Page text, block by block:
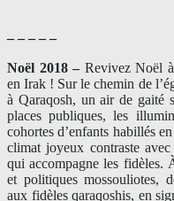
– – – – –
Noël 2018 – Revivez Noël
en Irak ! Sur le chemin de
à Qaraqosh, un air de gaité
places publiques, les
cohortes d’enfants habillés
climat joyeux contraste
qui accompagne les fidèles.
et politiques mossouliotes,
aux fidèles qaraqoshis, en